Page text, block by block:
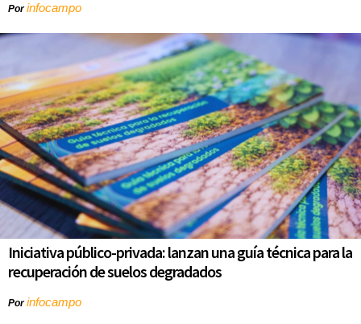
Porinfocampo
Iniciativa público-privada: lanzan una guía técnica para la
recuperación de suelos degradados
Porinfocampo